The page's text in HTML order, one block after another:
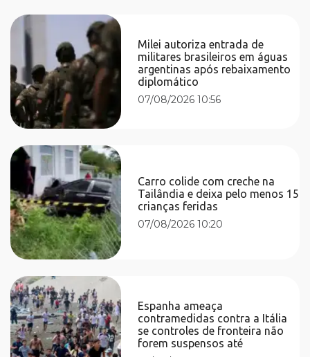
Milei autoriza entrada de
militares brasileiros em águas
argentinas após rebaixamento
diplomático
07/08/2026 10:56
Carro colide com creche na
Tailândia e deixa pelo menos 15
crianças feridas
07/08/2026 10:20
Espanha ameaça
contramedidas contra a Itália
se controles de fronteira não
forem suspensos até